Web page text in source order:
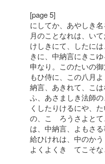
[page 5]
にしてか、あやしき
月のことなれは、い
けしきにて、したに
きに、中納言にきこ
申なり。このたいの
もひ侍に、この八月
納言、あきれて、こ
ふ、あさましき法師
くしたりけるにや、
の、こゝろうさよと
は、中納言、よもさ
給ひけれは、中のか
よくよくきゝてこそ